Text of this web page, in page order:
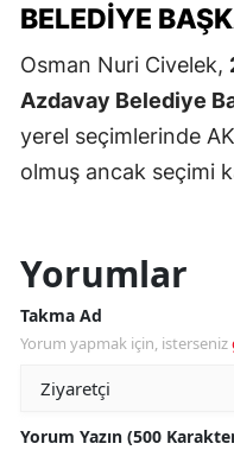
BELEDIYE
Osman Nuri Civelek,
Azdavay Belediye
yerel seçimlerinde
olmuş ancak seçimi
Yorumlar
Takma Ad
Yorum yapmak için, isterseniz
Yorum Yazın (500